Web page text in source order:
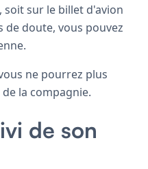
soit sur le billet d'avion
de doute, vous pouvez
ne pourrez plus
de la compagnie.
de son